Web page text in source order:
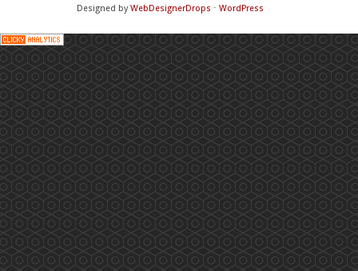
Designed byWebDesignerDrops ⋅ WordPress